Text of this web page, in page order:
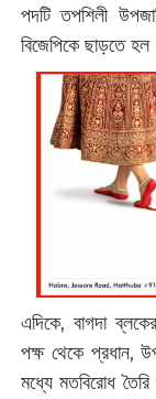
পদটি তপশিলী
বিজেপিকে ছাড়তে
এদিকে, বাগদা
পক্ষ থেকে প্রধান,
মধ্যে মতবিরোধ